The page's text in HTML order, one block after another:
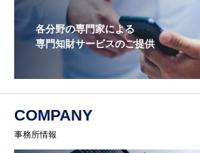
各分野の専門家による
専門知財サービスのご提供
COMPANY
事務所情報